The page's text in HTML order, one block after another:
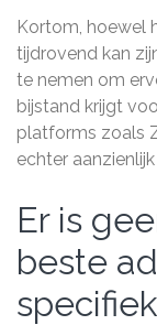
Kortom, hoewel
tijdrovend kan
te nemen om
bijstand krijgt
platforms zoals
echter
Er is
beste